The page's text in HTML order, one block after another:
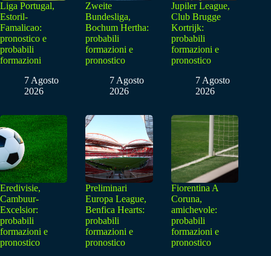
Liga Portugal,
Estoril-
Famalicao:
pronostico e
probabili
formazioni
7 Agosto
2026
Zweite
Bundesliga,
Bochum Hertha:
probabili
formazioni e
pronostico
7 Agosto
2026
Jupiler League,
Club Brugge
Kortrijk:
probabili
formazioni e
pronostico
7 Agosto
2026
Eredivisie,
Cambuur-
Excelsior:
probabili
formazioni e
pronostico
Preliminari
Europa League,
Benfica Hearts:
probabili
formazioni e
pronostico
Fiorentina A
Coruna,
amichevole:
probabili
formazioni e
pronostico